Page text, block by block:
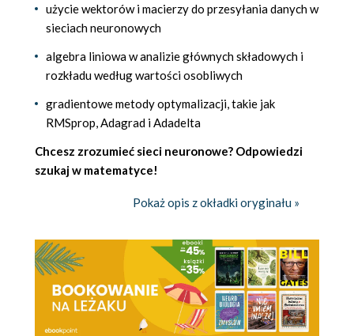
użycie wektorów i macierzy do przesyłania danych w
sieciach neuronowych
algebra liniowa w analizie głównych składowych i
rozkładu według wartości osobliwych
gradientowe metody optymalizacji, takie jak
RMSprop, Adagrad i Adadelta
Chcesz zrozumieć sieci neuronowe? Odpowiedzi
szukaj w matematyce!
Pokaż opis z okładki oryginału »